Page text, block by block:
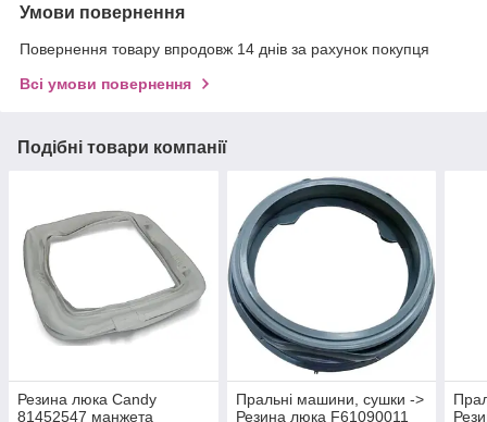
Умови повернення
Повернення товару впродовж 14 днів за рахунок покупця
Всі умови повернення
Подібні товари компанії
Резина люка Candy
81452547 манжета
Пральні машини, сушки ->
Резина люка F61090011